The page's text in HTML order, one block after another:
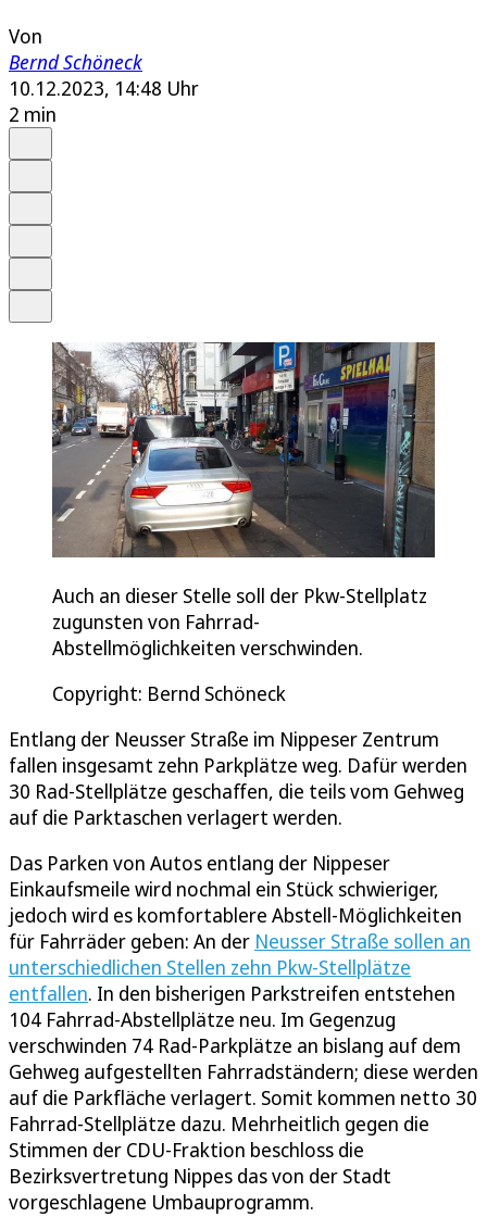
Von
Bernd Schöneck
10.12.2023, 14:48 Uhr
2 min
Auch an dieser Stelle soll der Pkw-Stellplatz
zugunsten von Fahrrad-
Abstellmöglichkeiten verschwinden.
Copyright: Bernd Schöneck
Entlang der Neusser Straße im Nippeser Zentrum
fallen insgesamt zehn Parkplätze weg. Dafür werden
30 Rad-Stellplätze geschaffen, die teils vom Gehweg
auf die Parktaschen verlagert werden.
Das Parken von Autos entlang der Nippeser
Einkaufsmeile wird nochmal ein Stück schwieriger,
jedoch wird es komfortablere Abstell-Möglichkeiten
für Fahrräder geben: An der Neusser Straße sollen an
unterschiedlichen Stellen zehn Pkw-Stellplätze
entfallen. In den bisherigen Parkstreifen entstehen
104 Fahrrad-Abstellplätze neu. Im Gegenzug
verschwinden 74 Rad-Parkplätze an bislang auf dem
Gehweg aufgestellten Fahrradständern; diese werden
auf die Parkfläche verlagert. Somit kommen netto 30
Fahrrad-Stellplätze dazu. Mehrheitlich gegen die
Stimmen der CDU-Fraktion beschloss die
Bezirksvertretung Nippes das von der Stadt
vorgeschlagene Umbauprogramm.